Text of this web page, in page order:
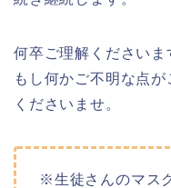
何卒ご理解くださいま
もし何かご不明な点
くださいませ。
※生徒さんのマス